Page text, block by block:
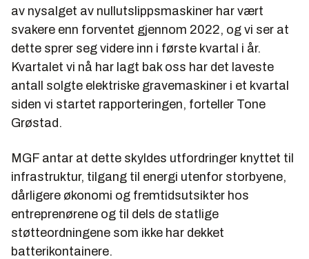
av nysalget av nullutslippsmaskiner har vært
svakere enn forventet gjennom 2022, og vi ser at
dette sprer seg videre inn i første kvartal i år.
Kvartalet vi nå har lagt bak oss har det laveste
antall solgte elektriske gravemaskiner i et kvartal
siden vi startet rapporteringen, forteller Tone
Grøstad.
MGF antar at dette skyldes utfordringer knyttet til
infrastruktur, tilgang til energi utenfor storbyene,
dårligere økonomi og fremtidsutsikter hos
entreprenørene og til dels de statlige
støtteordningene som ikke har dekket
batterikontainere.